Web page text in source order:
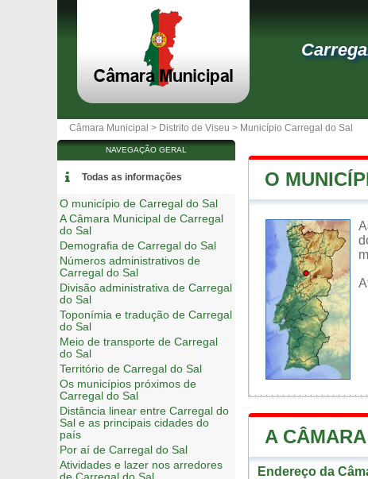
Câmara Municipal > Distrito de Viseu > Município Carregal do Sal
O
A
Endereço da
NAVEGAÇÃO GERAL
Todas as informações
O município de Carregal do Sal
A Câmara Municipal de Carregal
do Sal
Demografia de Carregal do Sal
Números administrativos de
Carregal do Sal
Divisão administrativa de Carregal
do Sal
Toponímia e tradução de Carregal
do Sal
Meio de transporte de Carregal
do Sal
Território de Carregal do Sal
Os municípios próximos de
Carregal do Sal
Distância linear entre Carregal do
Sal e as principais cidades do
país
Por aí de Carregal do Sal
Atividades e lazer nos arredores